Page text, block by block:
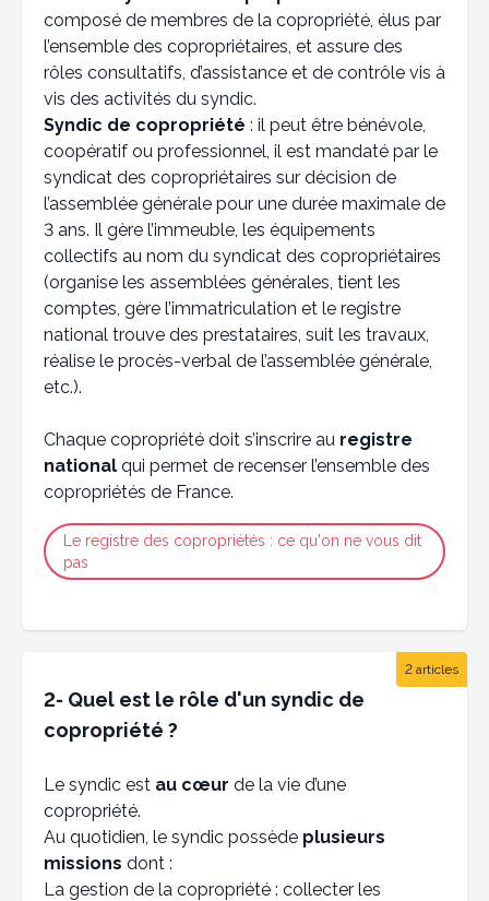
composé de membres de la copropriété, élus par
l’ensemble des copropriétaires, et assure des
rôles consultatifs, d’assistance et de contrôle vis à
vis des activités du syndic.
Syndic de copropriété : il peut être bénévole,
coopératif ou professionnel, il est mandaté par le
syndicat des copropriétaires sur décision de
l’assemblée générale pour une durée maximale de
3 ans. Il gère l’immeuble, les équipements
collectifs au nom du syndicat des copropriétaires
(organise les assemblées générales, tient les
comptes, gère l’immatriculation et le registre
national trouve des prestataires, suit les travaux,
réalise le procès-verbal de l’assemblée générale,
etc.).
Chaque copropriété doit s’inscrire au registre
national qui permet de recenser l’ensemble des
copropriétés de France.
Le registre des copropriétés : ce qu'on ne vous dit
pas
2 articles
2- Quel est le rôle d'un syndic de
copropriété ?
Le syndic est au cœur de la vie d’une
copropriété.
Au quotidien, le syndic possède plusieurs
missions dont :
La gestion de la copropriété : collecter les